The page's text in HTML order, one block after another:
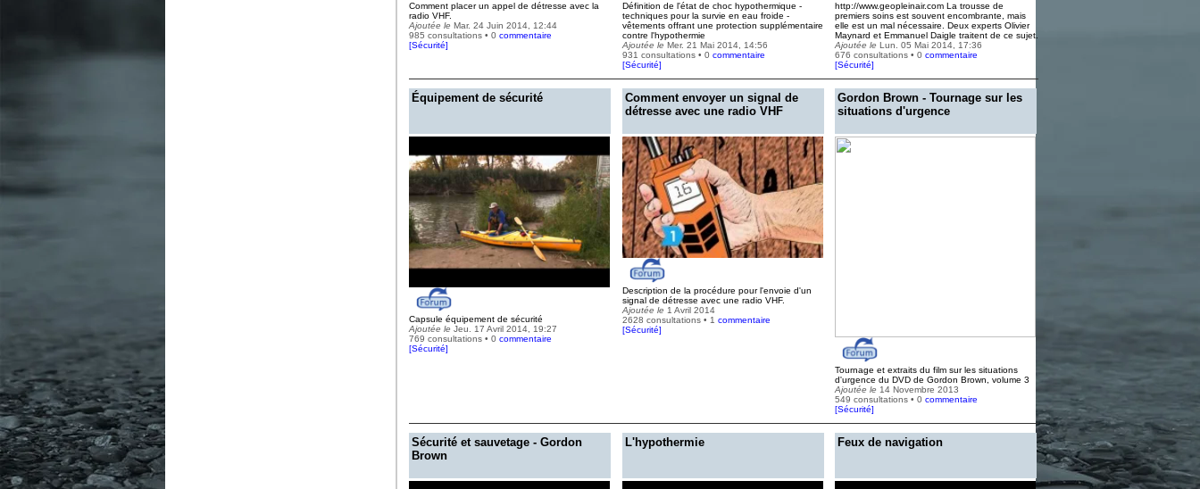
Comment placer un appel de détresse avec la
radio VHF.
Ajoutée le Mar. 24 Juin 2014, 12:44
985 consultations • 0 commentaire
[Sécurité]
Définition de l'état de choc hypothermique -
techniques pour la survie en eau froide -
vêtements offrant une protection supplémentaire
contre l'hypothermie
Ajoutée le Mer. 21 Mai 2014, 14:56
931 consultations • 0 commentaire
[Sécurité]
http://www.geopleinair.com La trousse de
premiers soins est souvent encombrante, mais
elle est un mal nécessaire. Deux experts Olivier
Maynard et Emmanuel Daigle traitent de ce sujet.
Ajoutée le Lun. 05 Mai 2014, 17:36
676 consultations • 0 commentaire
[Sécurité]
Équipement de sécurité
Capsule équipement de sécurité
Ajoutée le Jeu. 17 Avril 2014, 19:27
769 consultations • 0 commentaire
[Sécurité]
Comment envoyer un signal de
détresse avec une radio VHF
Description de la procédure pour l'envoie d'un
signal de détresse avec une radio VHF.
Ajoutée le 1 Avril 2014
2628 consultations • 1 commentaire
[Sécurité]
Gordon Brown - Tournage sur les
situations d'urgence
Tournage et extraits du film sur les situations
d'urgence du DVD de Gordon Brown, volume 3
Ajoutée le 14 Novembre 2013
549 consultations • 0 commentaire
[Sécurité]
Sécurité et sauvetage - Gordon
Brown
L'hypothermie Feux de navigation